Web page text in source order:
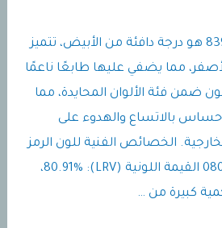
لون وايت كومفورت8395 هو درجة دافئة من الأبيض، تتميز
مما يضفي عليها طابعًا ناعمًا
ضمن فئة الألوان المحايدة، مما
بالاتساع والهدوء على
الخصائص الفنية للون الرمز
اللوني (NCS): 0802-G94Y القيمة اللونية (LRV): 80.91%،
كبيرة من …